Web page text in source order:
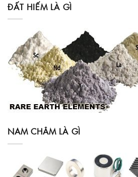
ĐẤT HIẾM LÀ GÌ
NAM CHÂM LÀ GÌ